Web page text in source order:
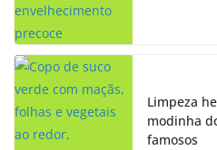
Limpeza
modinha
famosos